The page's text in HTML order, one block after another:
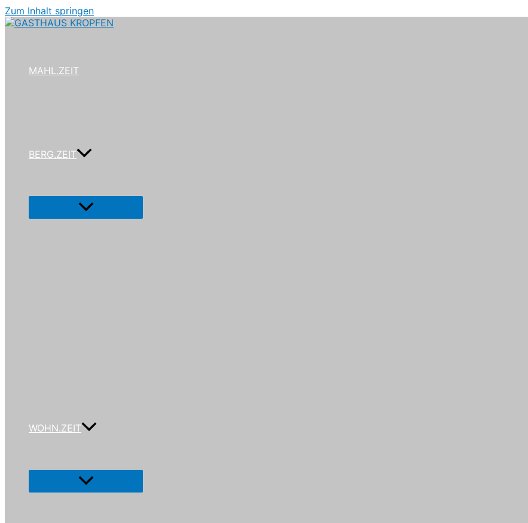
Zum Inhalt springen
MAHL.ZEIT
BERG.ZEIT
WOHN.ZEIT